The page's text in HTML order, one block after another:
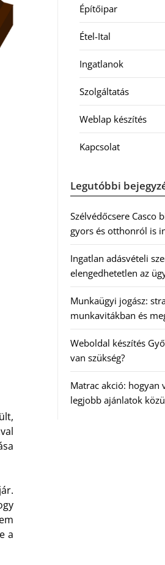
a
Építőipar
Étel-Ital
Ingatlanok
Szolgáltatás
Weblap készítés
Kapcsolat
Legutóbbi
Szélvédőcsere Casco
gyors és otthonról is
Ingatlan adásvételi
elengedhetetlen az
Munkaügyi jogász:
munkavitákban és
Weboldal készítés
van szükség?
Matrac akció: hogyan
legjobb ajánlatok